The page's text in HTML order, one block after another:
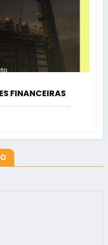
FINANCEIRAS